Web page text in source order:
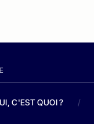
C'EST QUOI ? /